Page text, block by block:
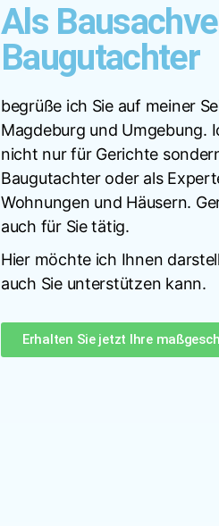
Als
Baugutachter
begrüße ich Sie auf meiner
Magdeburg und Umgebung.
nicht nur für Gerichte
Baugutachter oder als
Wohnungen und Häusern.
auch für Sie tätig.
Hier möchte ich Ihnen
auch Sie unterstützen kann.
Erhalten Sie jetzt Ihre